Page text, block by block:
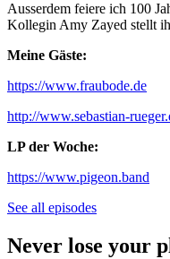
Ausserdem feiere ich 100
Kollegin Amy Zayed stellt
Meine Gäste:
https://www.fraubode.de
http://www.sebastian-
LP der Woche:
https://www.pigeon.band
See all episodes
Never lose your